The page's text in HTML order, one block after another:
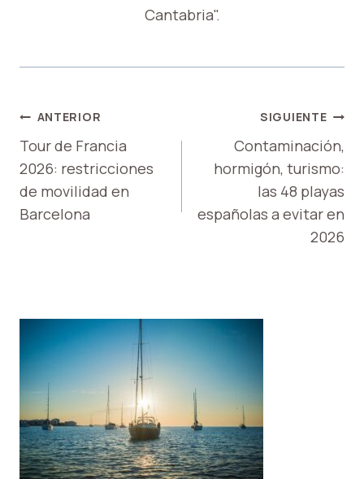
Cantabria".
NAVEGACIÓN
DE
ENTRADAS
ANTERIOR
Tour de Francia
2026: restricciones
de movilidad en
Barcelona
SIGUIENTE
Contaminación,
hormigón, turismo:
las 48 playas
españolas a evitar en
2026